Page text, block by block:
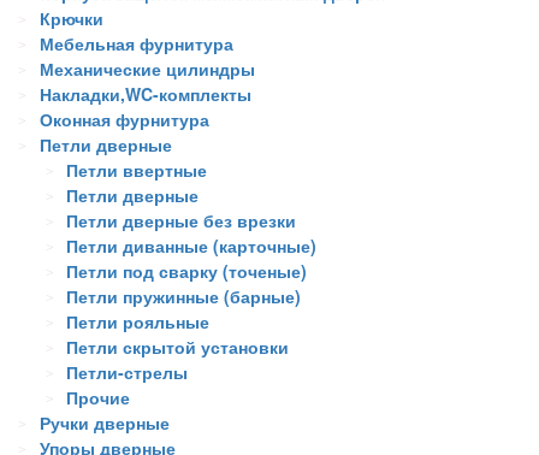
Крючки
Мебельная фурнитура
Механические цилиндры
Накладки,WC-комплекты
Оконная фурнитура
Петли дверные
Петли ввертные
Петли дверные
Петли дверные без врезки
Петли диванные (карточные)
Петли под сварку (точеные)
Петли пружинные (барные)
Петли рояльные
Петли скрытой установки
Петли-стрелы
Прочие
Ручки дверные
Упоры дверные